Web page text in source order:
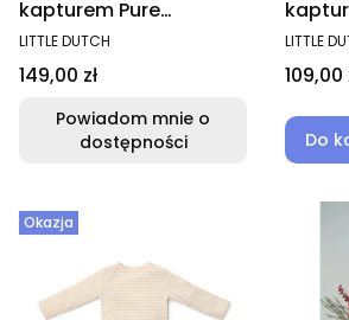
kapturem Pure
Blossom 100 x 100 cm
PRODUCENT
LITTLE DUTCH
Cena
149,00 zł
Powiadom mnie o
dostępności
LITTLE
Cena
109,00
Do
Okazja